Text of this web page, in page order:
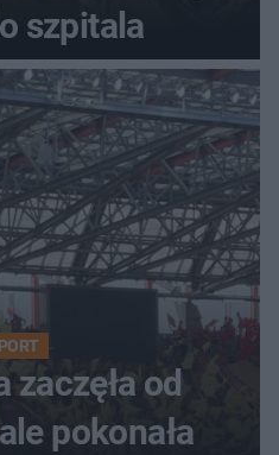
szpitala
od
pokonała